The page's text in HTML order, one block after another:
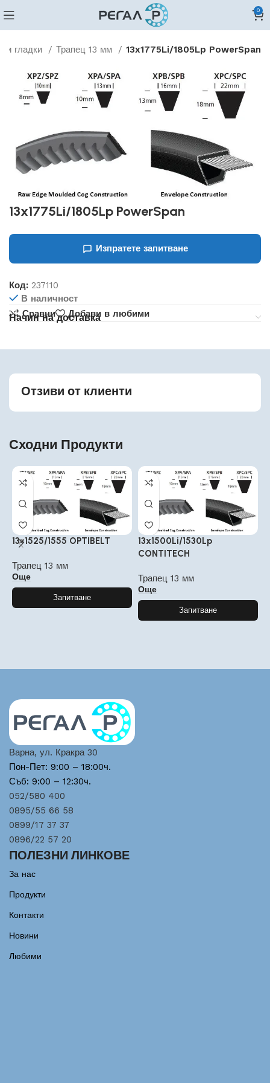
0
гладки Трапец 13 мм 13x1775Li/1805Lp PowerSpan
13x1775Li/1805Lp PowerSpan
Изпратете запитване
Код:237110
В наличност
Сравни
Добави в любими
Начин на доставка
Отзиви от клиенти
Сходни Продукти
13×1525/1555 OPTIBELT
Трапец 13 мм
Още
Запитване
13x1500Li/1530Lp
CONTITECH
Трапец 13 мм
Още
Запитване
Варна, ул. Кракра 30
Пон-Пет: 9:00 – 18:00ч.
Съб: 9:00 – 12:30ч.
052/580 400
0895/55 66 58
0899/17 37 37
0896/22 57 20
ПОЛЕЗНИ ЛИНКОВЕ
За нас
Продукти
Контакти
Новини
Любими